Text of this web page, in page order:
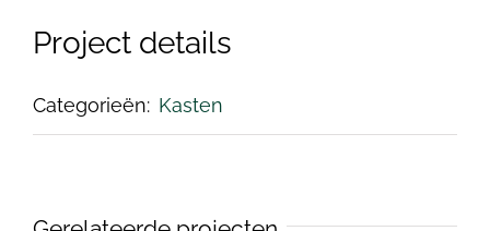
Project details
Categorieën: Kasten